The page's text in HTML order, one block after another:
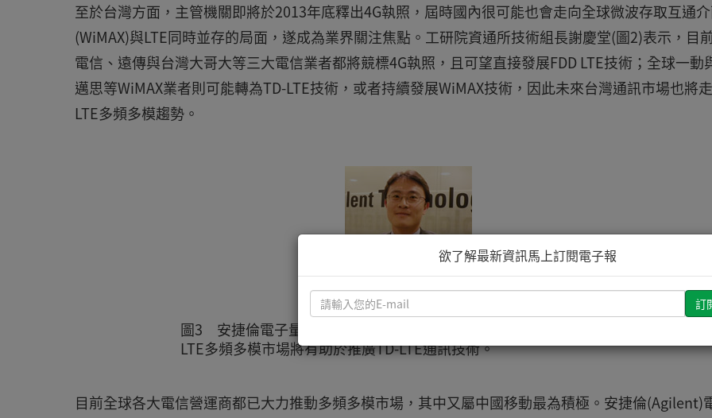
至於台灣方面，主管機關即將於2013年底釋出4G執照，屆時國內很可能也會走向全球微波存取互通
(WiMAX)與LTE同時並存的局面，遂成為業界關注焦點。工研院資通所技術組長謝慶堂(圖2)表示，目
電信、遠傳與台灣大哥大等三大電信業者都將競標4G執照，且可望直接發展FDD LTE技術；全球一動
邁思等WiMAX業者則可能轉為TD-LTE技術，或者持續發展WiMAX技術，因此未來台灣通訊市場也將
LTE多頻多模趨勢。
圖3 安捷倫電子量測事業群應用工程部協理陳俊宇認為，中國移動發展
LTE多頻多模市場將有助於推廣TD-LTE通訊技術。
目前全球各大電信營運商都已大力推動多頻多模市場，其中又屬中國移動最為積極。安捷倫(Agilent)
欲了解最新資訊馬上訂閱電子報
輸
您
E-
mail